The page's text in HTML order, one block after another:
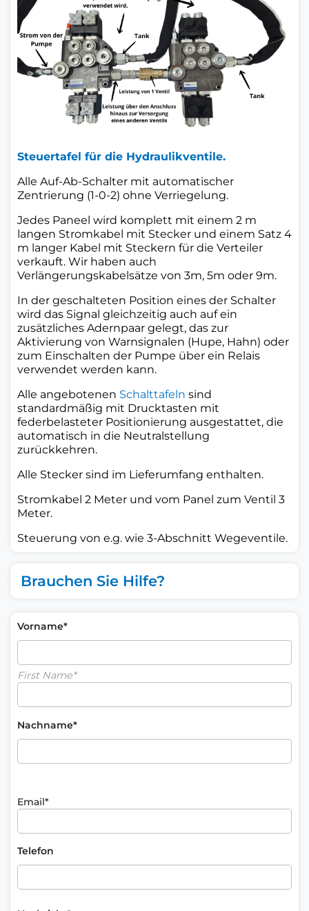
Steuertafel für die Hydraulikventile.
Alle Auf-Ab-Schalter mit automatischer
Zentrierung (1-0-2) ohne Verriegelung.
Jedes Paneel wird komplett mit einem 2 m
langen Stromkabel mit Stecker und einem Satz 4
m langer Kabel mit Steckern für die Verteiler
verkauft. Wir haben auch
Verlängerungskabelsätze von 3m, 5m oder 9m.
In der geschalteten Position eines der Schalter
wird das Signal gleichzeitig auch auf ein
zusätzliches Adernpaar gelegt, das zur
Aktivierung von Warnsignalen (Hupe, Hahn) oder
zum Einschalten der Pumpe über ein Relais
verwendet werden kann.
Alle angebotenen Schalttafeln sind
standardmäßig mit Drucktasten mit
federbelasteter Positionierung ausgestattet, die
automatisch in die Neutralstellung
zurückkehren.
Alle Stecker sind im Lieferumfang enthalten.
Stromkabel 2 Meter und vom Panel zum Ventil 3
Meter.
Steuerung von e.g. wie 3-Abschnitt Wegeventile.
Brauchen Sie Hilfe?
Vorname*
First Name*
Nachname*
Email*
Telefon